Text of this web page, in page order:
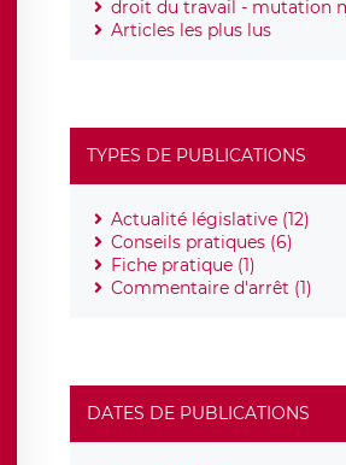
droit du travail - mutation
Articles les plus lus
TYPES DE PUBLICATIONS
Actualité législative (12)
Conseils pratiques (6)
Fiche pratique (1)
Commentaire d'arrêt (1)
DATES DE PUBLICATIONS